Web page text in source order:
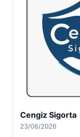
Cengiz Sigorta
23/06/2026